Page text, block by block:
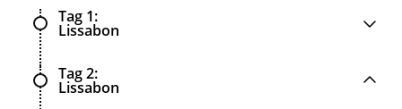
Tag 1
Lissabon
Tag 2
Lissabon